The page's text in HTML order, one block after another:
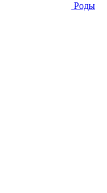
Роды